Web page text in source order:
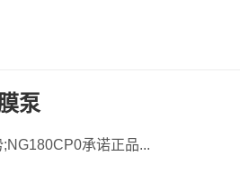
泵
承诺正品...